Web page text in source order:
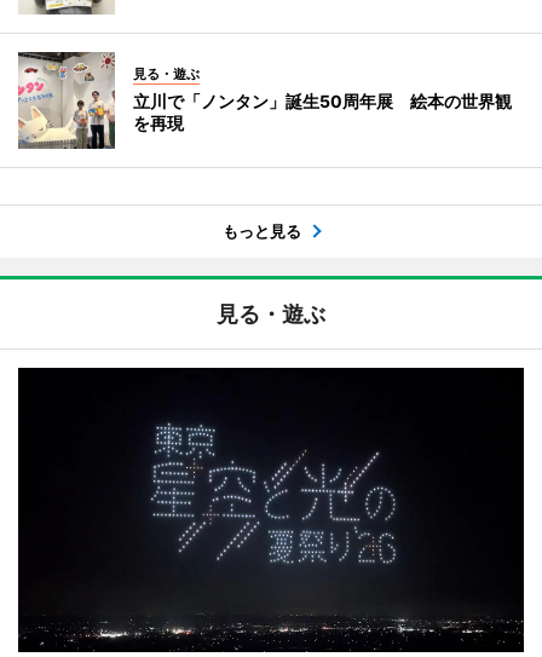
見る・遊ぶ
立川で「ノンタン」誕生50周年展 絵本の世界観
を再現
もっと見る
見る・遊ぶ